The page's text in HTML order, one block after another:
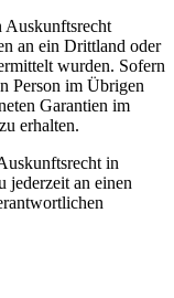
Auskunftsrecht
an ein Drittland oder
wurden. Sofern
Person im Übrigen
Garantien im
erhalten.
in
jederzeit an einen